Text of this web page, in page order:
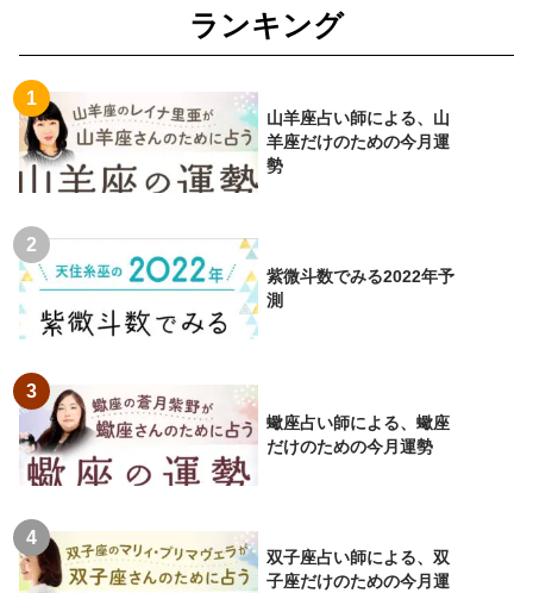
ランキング
山羊座占い師による、山
羊座だけのための今月運
勢
紫微斗数でみる2022年予
測
蠍座占い師による、蠍座
だけのための今月運勢
双子座占い師による、双
子座だけのための今月運